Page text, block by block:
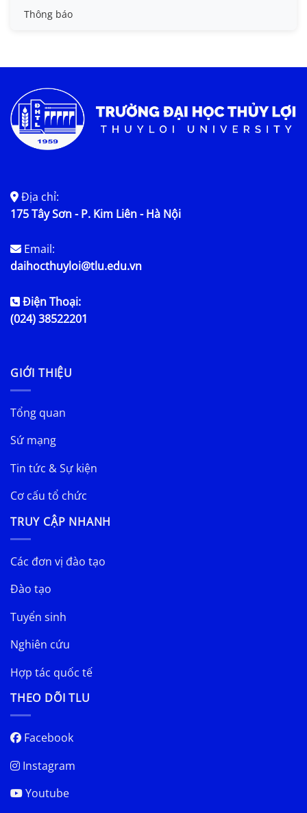
Tin đào tạo
Tin tức chung
Thông báo
Địa chỉ:
175 Tây Sơn - P. Kim Liên - Hà Nội
Email:
daihocthuyloi@tlu.edu.vn
Điện Thoại:
(024) 38522201
GIỚI THIỆU
Tổng quan
Sứ mạng
Tin tức & Sự kiện
Cơ cấu tổ chức
TRUY CẬP NHANH
Các đơn vị đào tạo
Đào tạo
Tuyển sinh
Nghiên cứu
Hợp tác quốc tế
THEO DÕI TLU
Facebook
Instagram
Youtube